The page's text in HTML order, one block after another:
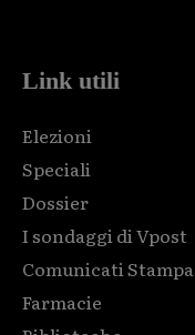
Link utili
Elezioni
Speciali
Dossier
I sondaggi di Vpost
Comunicati Stampa
Farmacie